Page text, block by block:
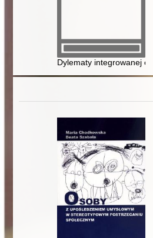
Dylematy integrowanej